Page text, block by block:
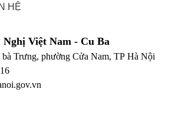
HỆ
Việt Nam - Cu Ba
Trưng, phường Cửa Nam, TP Hà Nội